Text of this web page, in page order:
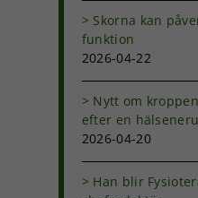
Skorna kan
funktion
2026-04-22
Nytt om
efter en
2026-04-20
Han blir